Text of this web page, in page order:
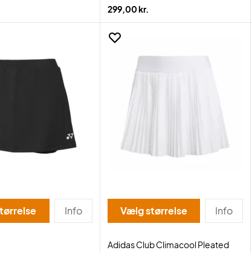
299,00 kr.
Info Vælg størrelse Info
Adidas Club Climacool Pleated